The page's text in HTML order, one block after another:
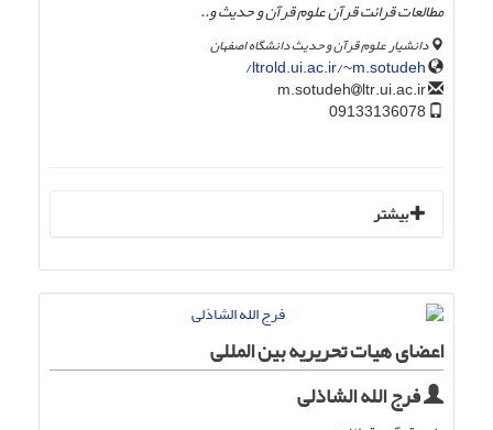
مطالعات قرائت قرآن علوم قرآن و حدیث و..
دانشیار علوم قرآن و حدیث دانشگاه اصفهان
ltrold.ui.ac.ir/~m.sotudeh/
ltr.ui.ac.ir
بیشتر
اعضای هیات تحریریه بین المللی
فرج الله الشاذلی